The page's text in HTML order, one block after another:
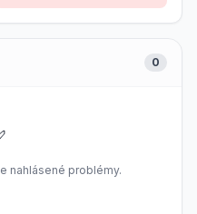
0
nahlásené problémy.